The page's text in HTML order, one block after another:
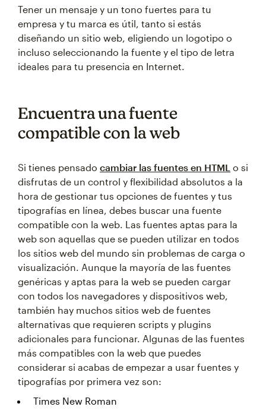
Tener un mensaje y un tono fuertes para tu
empresa y tu marca es útil, tanto si estás
diseñando un sitio web, eligiendo un logotipo o
incluso seleccionando la fuente y el tipo de letra
ideales para tu presencia en Internet.
Encuentra una fuente
compatible con la web
Si tienes pensado cambiar las fuentes en HTML o si
disfrutas de un control y flexibilidad absolutos a la
hora de gestionar tus opciones de fuentes y tus
tipografías en línea, debes buscar una fuente
compatible con la web. Las fuentes aptas para la
web son aquellas que se pueden utilizar en todos
los sitios web del mundo sin problemas de carga o
visualización. Aunque la mayoría de las fuentes
genéricas y aptas para la web se pueden cargar
con todos los navegadores y dispositivos web,
también hay muchos sitios web de fuentes
alternativas que requieren scripts y plugins
adicionales para funcionar. Algunas de las fuentes
más compatibles con la web que puedes
considerar si acabas de empezar a usar fuentes y
tipografías por primera vez son:
Times New Roman